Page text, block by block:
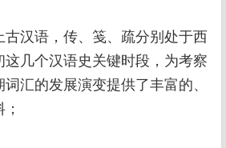
汉语，传、笺、疏分别处于西
几个汉语史关键时段，为考察
词汇的发展演变提供了丰富的、